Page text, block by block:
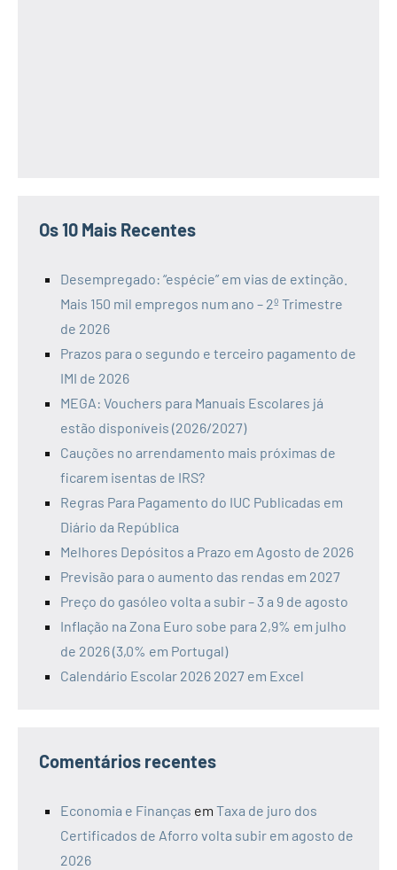
Os 10 Mais Recentes
Desempregado: “espécie” em vias de extinção.
Mais 150 mil empregos num ano – 2º Trimestre
de 2026
Prazos para o segundo e terceiro pagamento de
IMI de 2026
MEGA: Vouchers para Manuais Escolares já
estão disponíveis (2026/2027)
Cauções no arrendamento mais próximas de
ficarem isentas de IRS?
Regras Para Pagamento do IUC Publicadas em
Diário da República
Melhores Depósitos a Prazo em Agosto de 2026
Previsão para o aumento das rendas em 2027
Preço do gasóleo volta a subir – 3 a 9 de agosto
Inflação na Zona Euro sobe para 2,9% em julho
de 2026 (3,0% em Portugal)
Calendário Escolar 2026 2027 em Excel
Comentários recentes
Economia e Finanças em Taxa de juro dos
Certificados de Aforro volta subir em agosto de
2026